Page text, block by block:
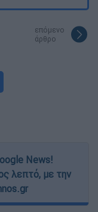
επόμενο
άρθρο
News!
λεπτό, με την